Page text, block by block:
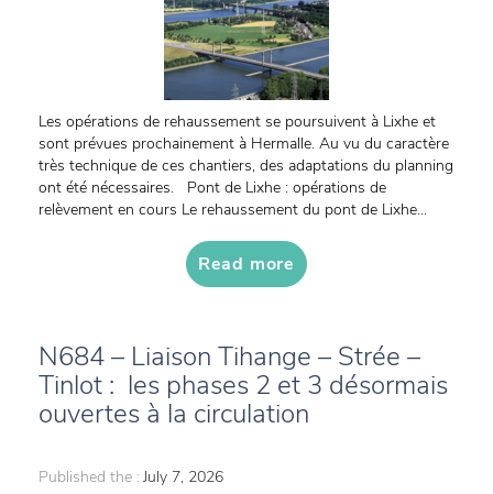
Les opérations de rehaussement se poursuivent à Lixhe et
sont prévues prochainement à Hermalle. Au vu du caractère
très technique de ces chantiers, des adaptations du planning
ont été nécessaires. Pont de Lixhe : opérations de
relèvement en cours Le rehaussement du pont de Lixhe...
Read more
N684 – Liaison Tihange – Strée –
Tinlot : les phases 2 et 3 désormais
ouvertes à la circulation
Published the : July 7, 2026